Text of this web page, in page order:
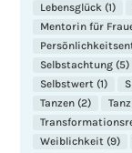
Lebensglück (1)
Mentorin für
Selbstachtung (5)
Selbstwert (1)
Tanzen (2)
Weiblichkeit (9)